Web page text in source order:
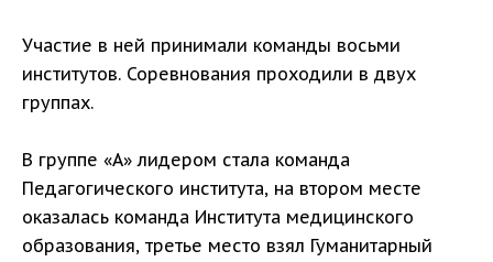
Участие в ней принимали команды восьми
институтов. Соревнования проходили в двух
группах.
В группе «А» лидером стала команда
Педагогического института, на втором месте
оказалась команда Института медицинского
образования, третье место взял Гуманитарный